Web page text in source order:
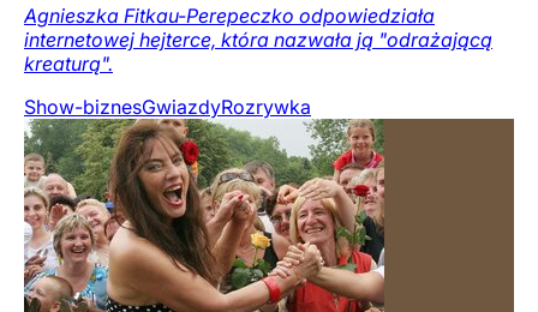
Agnieszka Fitkau-Perepeczko odpowiedziała
internetowej hejterce, która nazwała ją "odrażającą
kreaturą".
Show-biznesGwiazdyRozrywka